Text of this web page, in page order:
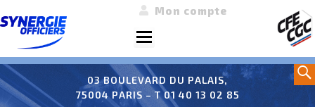
Aller
au
contenu
Menu
Mon compte
03 BOULEVARD DU PALAIS,
75004 PARIS – T 01 40 13 02 85